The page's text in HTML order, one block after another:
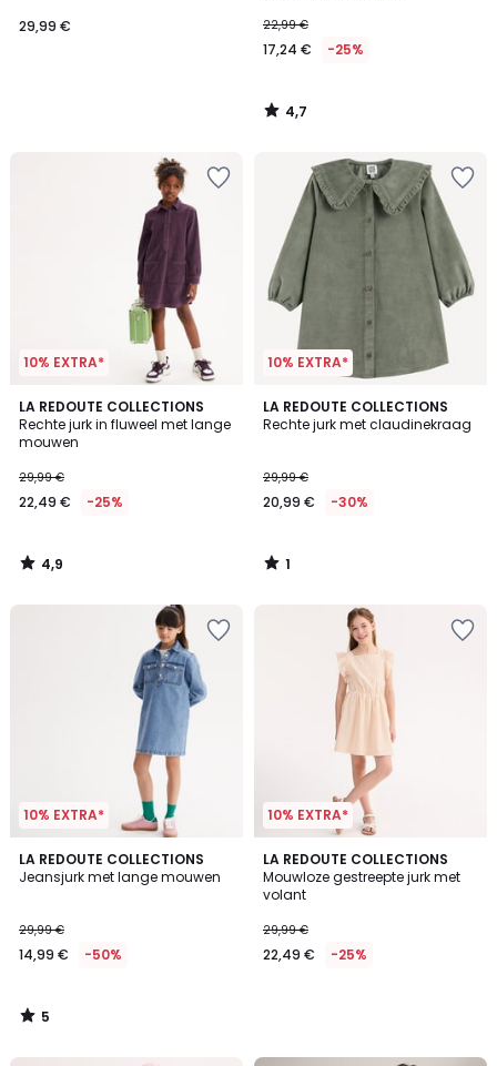
29,99 € 22,99 €
17,24 € -25%
4,7
/
10% EXTRA*
LA REDOUTE COLLECTIONS
Rechte jurk in fluweel met lange
mouwen
29,99 €
22,49 € -25%
4,9
/ 5
4,9
/
10% EXTRA*
LA REDOUTE COLLECTIONS
Rechte jurk met claudinekraag
29,99 €
20,99 € -30%
1
/
1
/
10% EXTRA*
LA REDOUTE COLLECTIONS
Jeansjurk met lange mouwen
29,99 €
14,99 € -50%
5
/
5
/
10% EXTRA*
LA REDOUTE COLLECTIONS
Mouwloze gestreepte jurk met
volant
29,99 €
22,49 € -25%